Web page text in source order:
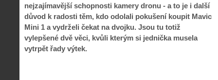
nejzajímavější schopnosti kamery dronu - a to je i další
důvod k radosti těm, kdo odolali pokušení koupit Mavic
Mini 1 a vydrželi čekat na dvojku. Jsou tu totiž
vylepšené dvě věci, kvůli kterým si jednička musela
vytrpět řady výtek.